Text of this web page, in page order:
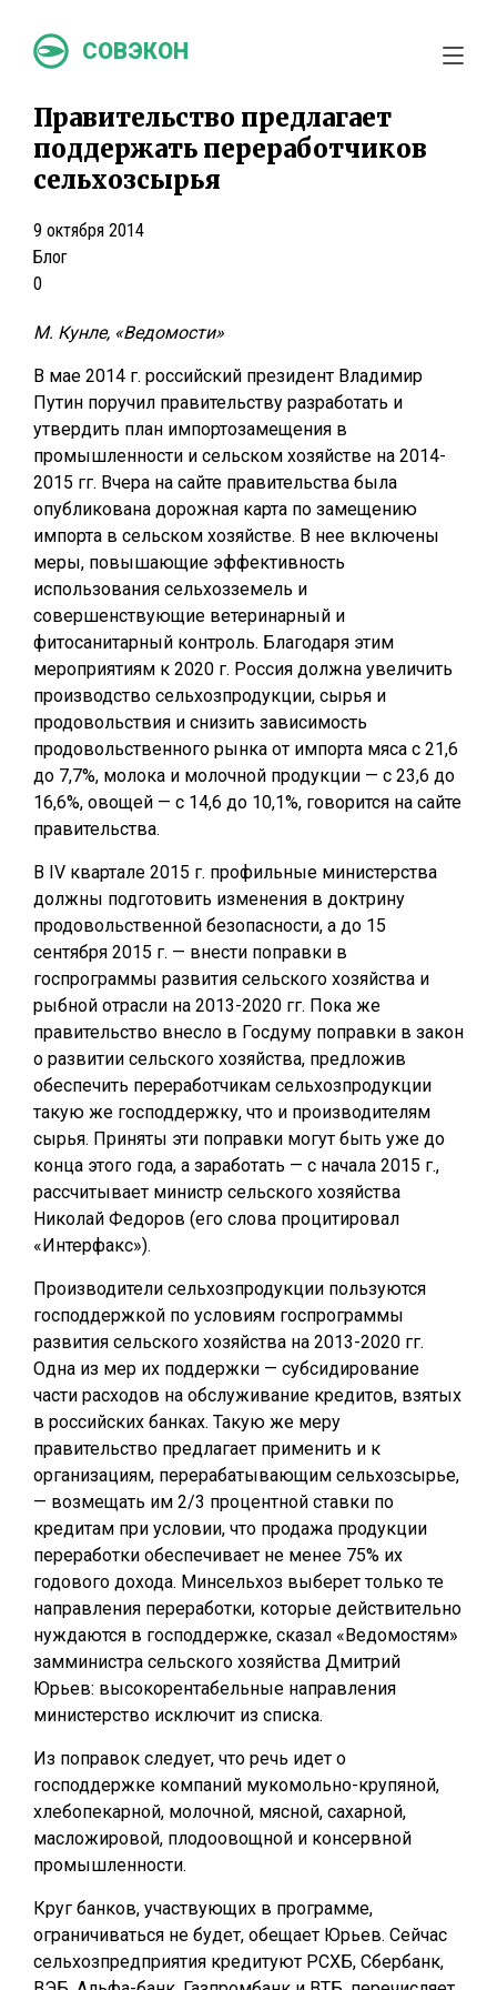
СОВЭКОН
Правительство предлагает
поддержать переработчиков
сельхозсырья
9 октября 2014
Блог
0
М. Кунле, «Ведомости»
В мае 2014 г. российский президент Владимир
Путин поручил правительству разработать и
утвердить план импортозамещения в
промышленности и сельском хозяйстве на 2014-
2015 гг. Вчера на сайте правительства была
опубликована дорожная карта по замещению
импорта в сельском хозяйстве. В нее включены
меры, повышающие эффективность
использования сельхозземель и
совершенствующие ветеринарный и
фитосанитарный контроль. Благодаря этим
мероприятиям к 2020 г. Россия должна увеличить
производство сельхозпродукции, сырья и
продовольствия и снизить зависимость
продовольственного рынка от импорта мяса с 21,6
до 7,7%, молока и молочной продукции — с 23,6 до
16,6%, овощей — с 14,6 до 10,1%, говорится на сайте
правительства.
В IV квартале 2015 г. профильные министерства
должны подготовить изменения в доктрину
продовольственной безопасности, а до 15
сентября 2015 г. — внести поправки в
госпрограммы развития сельского хозяйства и
рыбной отрасли на 2013-2020 гг. Пока же
правительство внесло в Госдуму поправки в закон
о развитии сельского хозяйства, предложив
обеспечить переработчикам сельхозпродукции
такую же господдержку, что и производителям
сырья. Приняты эти поправки могут быть уже до
конца этого года, а заработать — с начала 2015 г.,
рассчитывает министр сельского хозяйства
Николай Федоров (его слова процитировал
«Интерфакс»).
Производители сельхозпродукции пользуются
господдержкой по условиям госпрограммы
развития сельского хозяйства на 2013-2020 гг.
Одна из мер их поддержки — субсидирование
части расходов на обслуживание кредитов, взятых
в российских банках. Такую же меру
правительство предлагает применить и к
организациям, перерабатывающим сельхозсырье,
— возмещать им 2/3 процентной ставки по
кредитам при условии, что продажа продукции
переработки обеспечивает не менее 75% их
годового дохода. Минсельхоз выберет только те
направления переработки, которые действительно
нуждаются в господдержке, сказал «Ведомостям»
замминистра сельского хозяйства Дмитрий
Юрьев: высокорентабельные направления
министерство исключит из списка.
Из поправок следует, что речь идет о
господдержке компаний мукомольно-крупяной,
хлебопекарной, молочной, мясной, сахарной,
масложировой, плодоовощной и консервной
промышленности.
Круг банков, участвующих в программе,
ограничиваться не будет, обещает Юрьев. Сейчас
сельхозпредприятия кредитуют РСХБ, Сбербанк,